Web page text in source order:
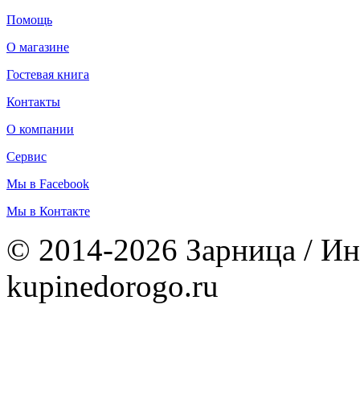
Помощь
О магазине
Гостевая книга
Контакты
О компании
Сервис
Мы в Facebook
Мы в Контакте
© 2014-2026 Зарница /
kupinedorogo.ru